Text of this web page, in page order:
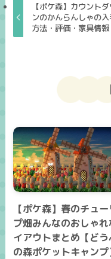
【ポケ森】カウントダ
ンのかんらんしゃの入
方法・評価・家具情報
【ポケ森】春のチュー
プ畑みんなのおしゃれ
イアウトまとめ【どう
の森ポケットキャンプ